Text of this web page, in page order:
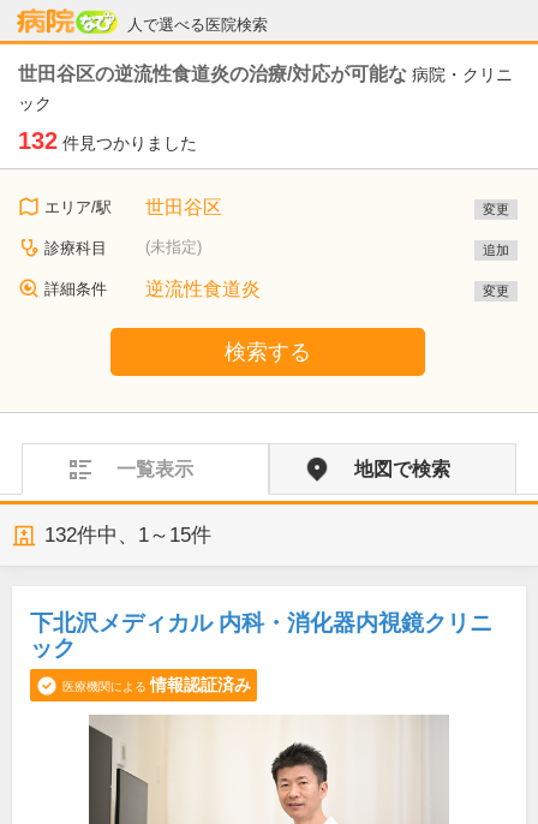
人で選べる医院検索
病院なび
世田谷区の逆流性食道炎の治療/対応が可能な 病院・クリニ
ック
132 件見つかりました
エリア/駅 世田谷区 変更
診療科目 (未指定) 追加
詳細条件 逆流性食道炎 変更
検索する
一覧表示 地図で検索
132件中、 1～15件
下北沢メディカル 内科・消化器内視鏡クリニ
ック
医療機関による 情報認証済み